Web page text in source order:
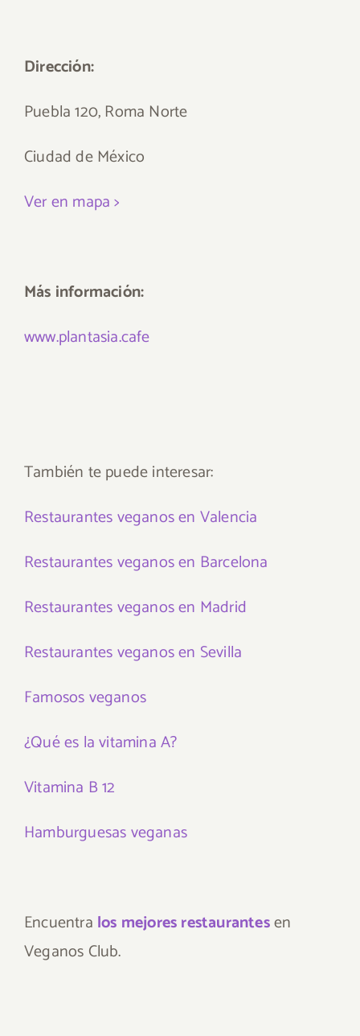
Dirección:
Puebla 120, Roma Norte
Ciudad de México
Ver en mapa >
Más información:
www.plantasia.cafe
También te puede interesar:
Restaurantes veganos en Valencia
Restaurantes veganos en Barcelona
Restaurantes veganos en Madrid
Restaurantes veganos en Sevilla
Famosos veganos
¿Qué es la vitamina A?
Vitamina B 12
Hamburguesas veganas
Encuentra los mejores restaurantesen
Veganos Club.